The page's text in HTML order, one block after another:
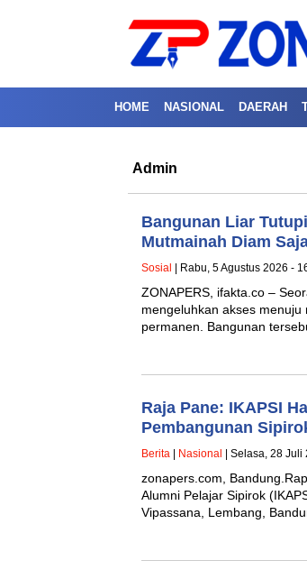
HOME NASIONAL DAERAH
Admin
Bangunan Liar
Mutmainah Diam
Sosial | Rabu, 5 Agustus 2026 -
ZONAPERS, ifakta.co –
mengeluhkan akses
permanen. Bangunan
Raja Pane: IKAPSI
Pembangunan
Berita Nasional | Selasa, 28
zonapers.com,
Alumni Pelajar Sipirok
Vipassana, Lembang,